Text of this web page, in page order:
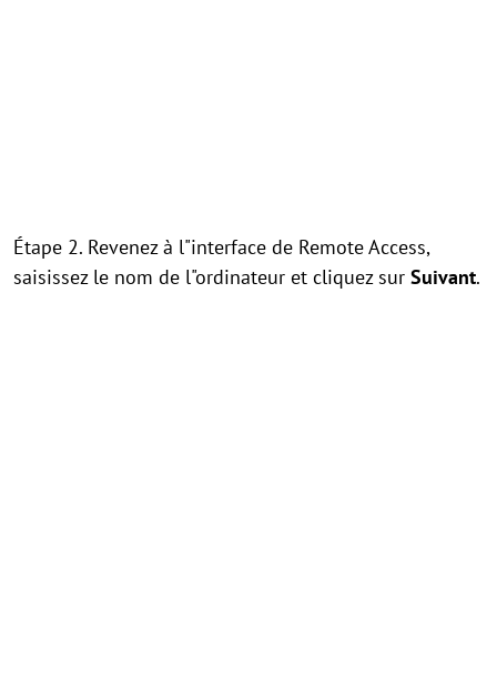
Étape 2. Revenez à l"interface de Remote Access,
saisissez le nom de l"ordinateur et cliquez sur Suivant.